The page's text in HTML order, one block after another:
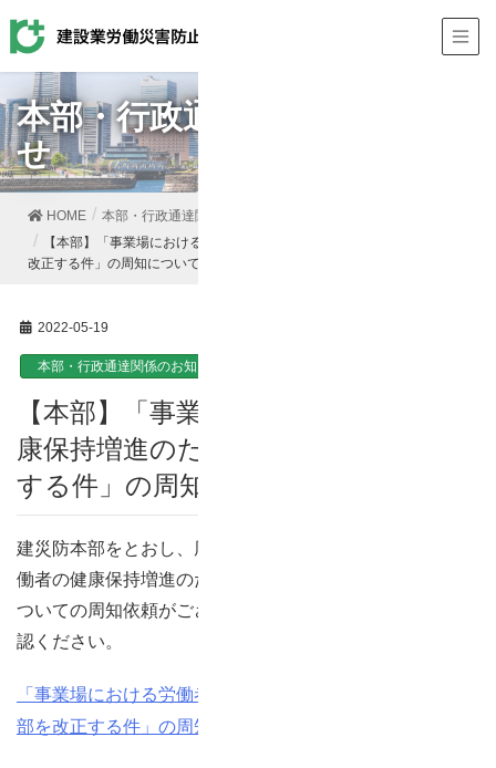
本部・行政通達関係のお知ら
せ
HOME
本部・行政通達関係のお知らせ
【本部】「事業場における労働者の健康保持増進のための指針の一部を
改正する件」の周知について
2022-05-19
本部・行政通達関係のお知らせ
【本部】「事業場における労働者の健
康保持増進のための指針の一部を改正
する件」の周知について
建災防本部をとおし、厚生労働省より「事業場における労
働者の健康保持増進のための指針の一部を改正する件」に
ついての周知依頼がございました。詳細は以下文書をご確
認ください。
「事業場における労働者の健康保持増進のための指針の一
部を改正する件」の周知について